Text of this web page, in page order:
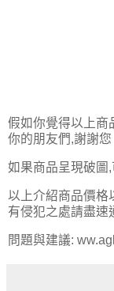
假如你覺得以上商
你的朋友們,謝謝您
如果商品呈現破圖
以上介紹商品價格
有侵犯之處請盡速
問題與建議: